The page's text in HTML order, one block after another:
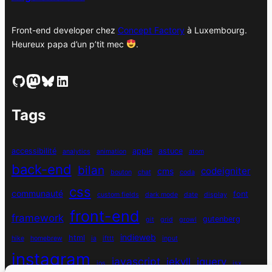
Front-end developer chez Concept Factoryà Luxembourg.
Heureux papa d’un p’tit mec
.
GitHub Mastodon Bluesky LinkedIn
Tags
accessibilité analytics animation apple astuce atom
back-end bilan bouton chat cms coda codeigniter
communauté css custom fields dark mode date display font
framework front-end git grid growl gutenberg
hike homebrew html ia ifttt indieweb input
instagram ios javascript jekyll jquery jsx